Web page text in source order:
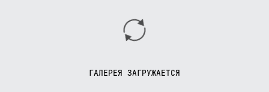
ГАЛЕРЕЯ ЗАГРУЖАЕТСЯ